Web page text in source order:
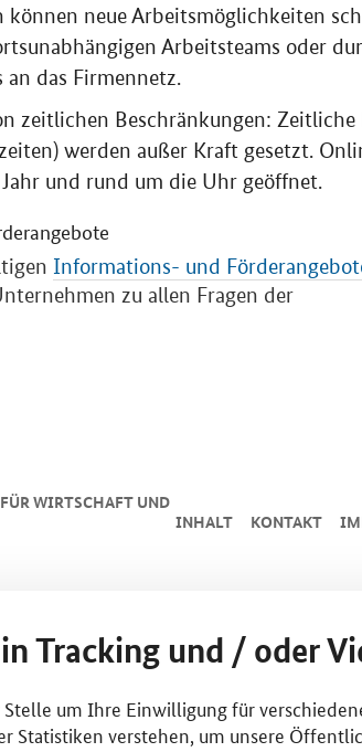
können neue Arbeitsmöglichkeiten
Arbeitsteams oder
an das Firmennetz.
zeitlichen Beschränkungen: Zeitliche
werden außer Kraft gesetzt.
Jahr und rund um die Uhr geöffnet.
Informations- und
zu allen Fragen der
WIRTSCHAFT UND
INHALT KONTAKT
Tracking und / oder
um Ihre Einwilligung für
Statistiken verstehen, um unsere